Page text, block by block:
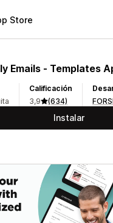
Store
Emails ‑ Templates
Calificación
3,9
(634)
Instalar